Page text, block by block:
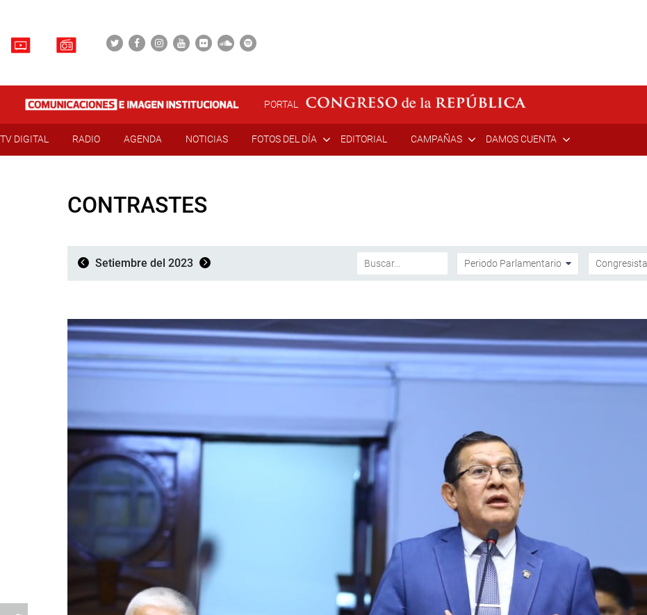
PORTAL
TV DIGITAL RADIO AGENDA NOTICIAS FOTOS DEL DÍA EDITORIAL CAMPAÑAS DAMOS CUENTA
CONTRASTES
Setiembre del 2023